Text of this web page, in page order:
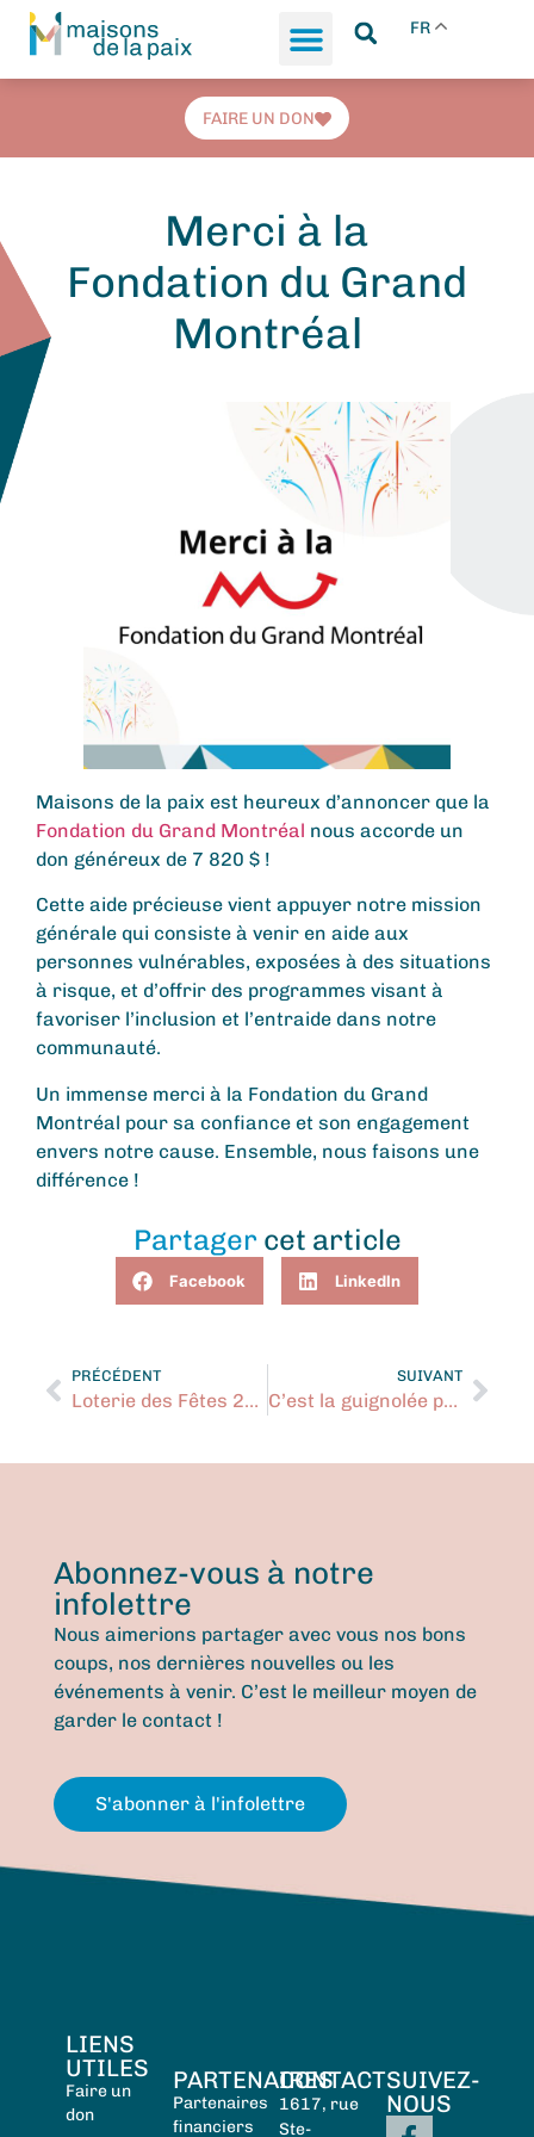
FR
FAIRE UN DON
Merci à la
Fondation du Grand
Montréal
Maisons de la paix est heureux d’annoncer que la
Fondation du Grand Montréal nous accorde un
don généreux de 7 820 $ !
Cette aide précieuse vient appuyer notre mission
générale qui consiste à venir en aide aux
personnes vulnérables, exposées à des situations
à risque, et d’offrir des programmes visant à
favoriser l’inclusion et l’entraide dans notre
communauté.
Un immense merci à la Fondation du Grand
Montréal pour sa confiance et son engagement
envers notre cause. Ensemble, nous faisons une
différence !
Partagercet article
Facebook LinkedIn
PRÉCÉDENT
Loterie des Fêtes 2024 ! Participez dès maintenant
SUIVANT
C’est la guignolée pour les jeunes
Abonnez-vous à notre
infolettre
Nous aimerions partager avec vous nos bons
coups, nos dernières nouvelles ou les
événements à venir. C’est le meilleur moyen de
garder le contact !
S'abonner à l'infolettre
LIENS
UTILES
Faire un
don
PARTENAIRES
Partenaires
financiers
CONTACT
1617, rue
Ste-
SUIVEZ-
NOUS